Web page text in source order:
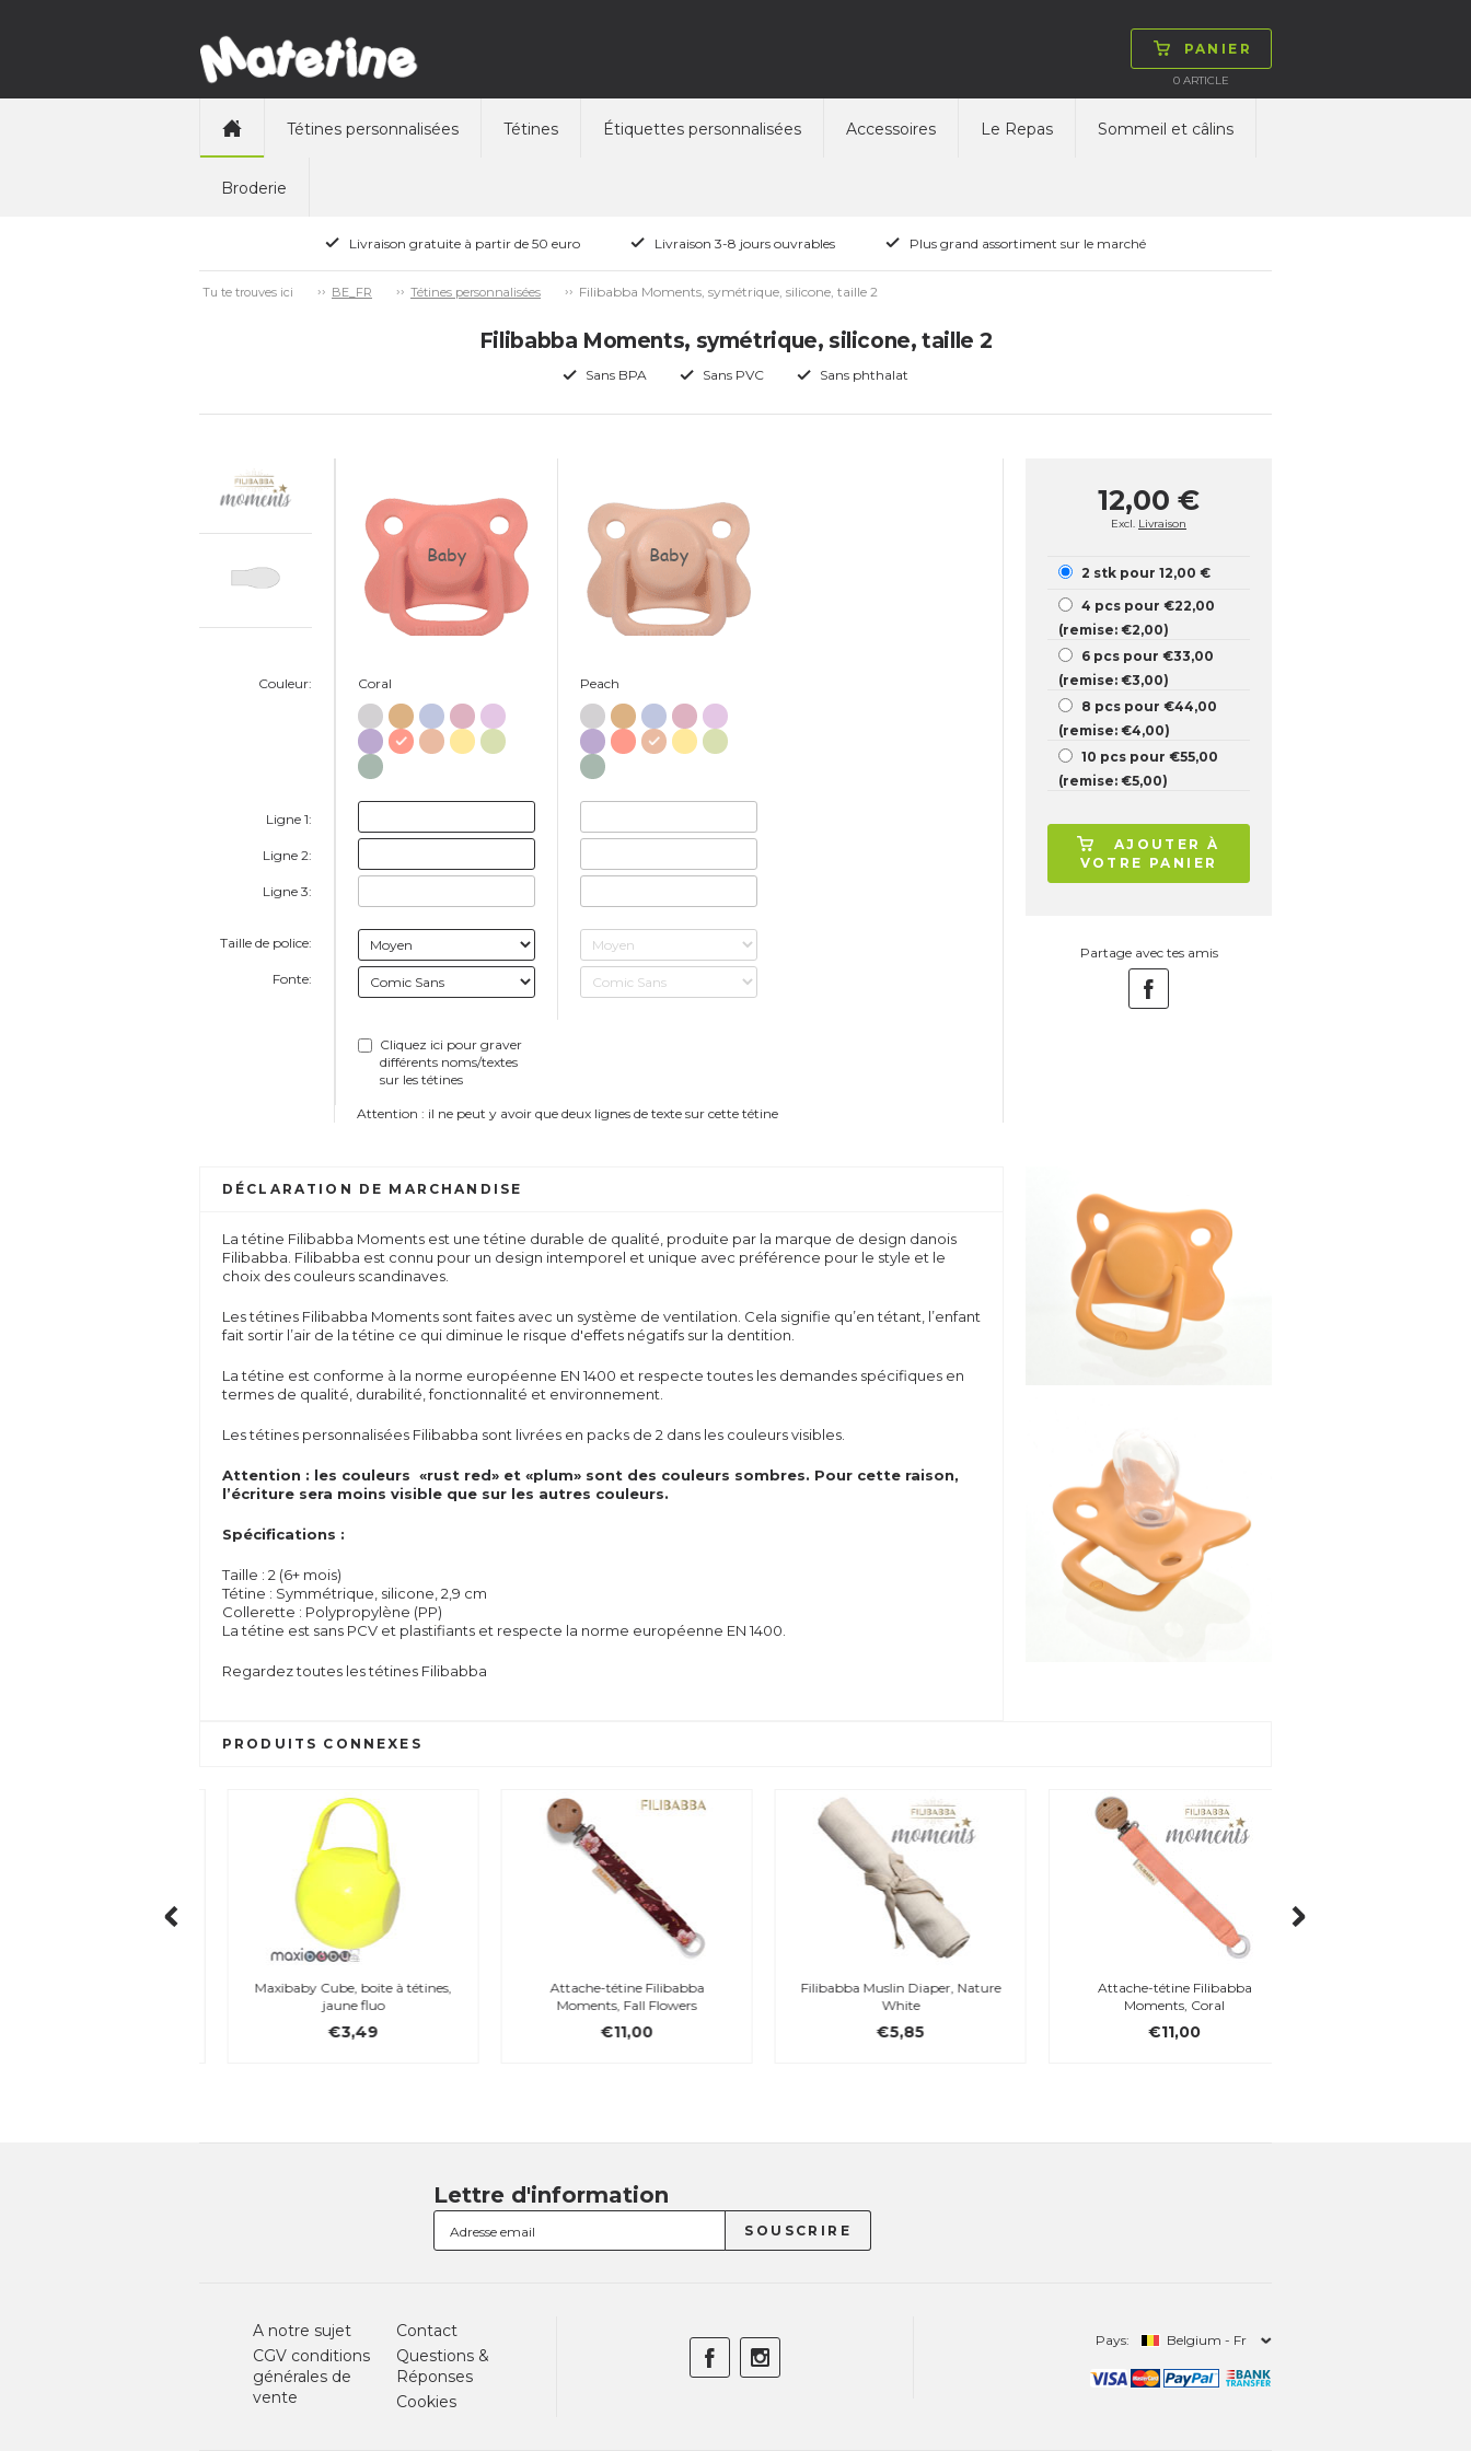
PANIER
0 ARTICLE
Tétines personnalisées Tétines Étiquettes personnalisées Accessoires Le Repas Sommeil et câlins
Broderie
Livraison gratuite à partir de 50 euro Livraison 3-8 jours ouvrables Plus grand assortiment sur le marché
Tu te trouves ici BE_FR Tétines personnalisées Filibabba Moments, symétrique, silicone, taille 2
Filibabba Moments, symétrique, silicone, taille 2
Sans BPA Sans PVC Sans phthalat
Couleur:
Ligne 1:
Ligne 2:
Ligne 3:
Taille de police:
Fonte:
Baby
Coral
Cliquez ici pour graver
différents noms/textes
sur les tétines
Baby
Peach
Attention : il ne peut y avoir que deux lignes de texte sur cette tétine
12,00 €
Excl. Livraison
2 stk pour 12,00 €
4 pcs pour €22,00
(remise: €2,00)
6 pcs pour €33,00
(remise: €3,00)
8 pcs pour €44,00
(remise: €4,00)
10 pcs pour €55,00
(remise: €5,00)
AJOUTER À
VOTRE PANIER
Partage avec tes amis
DÉCLARATION DE MARCHANDISE
La tétine Filibabba Moments est une tétine durable de qualité, produite par la marque de design danois
Filibabba. Filibabba est connu pour un design intemporel et unique avec préférence pour le style et le
choix des couleurs scandinaves.
Les tétines Filibabba Moments sont faites avec un système de ventilation. Cela signifie qu’en tétant, l’enfant
fait sortir l’air de la tétine ce qui diminue le risque d'effets négatifs sur la dentition.
La tétine est conforme à la norme européenne EN 1400 et respecte toutes les demandes spécifiques en
termes de qualité, durabilité, fonctionnalité et environnement.
Les tétines personnalisées Filibabba sont livrées en packs de 2 dans les couleurs visibles.
Attention : les couleurs «rust red» et «plum» sont des couleurs sombres. Pour cette raison,
l’écriture sera moins visible que sur les autres couleurs.
Spécifications :
Taille : 2 (6+ mois)
Tétine : Symmétrique, silicone, 2,9 cm
Collerette : Polypropylène (PP)
La tétine est sans PCV et plastifiants et respecte la norme européenne EN 1400.
Regardez toutes les tétines Filibabba
PRODUITS CONNEXES
Maxibaby Cube, boite à tétines,
jaune fluo
€3,49
Attache-tétine Filibabba
Moments, Fall Flowers
€11,00
Filibabba Muslin Diaper, Nature
White
€5,85
Attache-tétine Filibabba
Moments, Coral
€11,00
Lettre d'information
A notre sujet
CGV conditions
générales de
vente
Contact
Questions &
Réponses
Cookies
Pays: Belgium - Fr